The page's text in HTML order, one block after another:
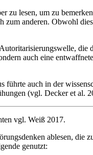
zu lesen, um zu
anderen. Obwohl
die
auch eine
führte auch in der
(vgl. Decker et al.
vgl. Weiß 2017.
ablesen, die
genutzt: